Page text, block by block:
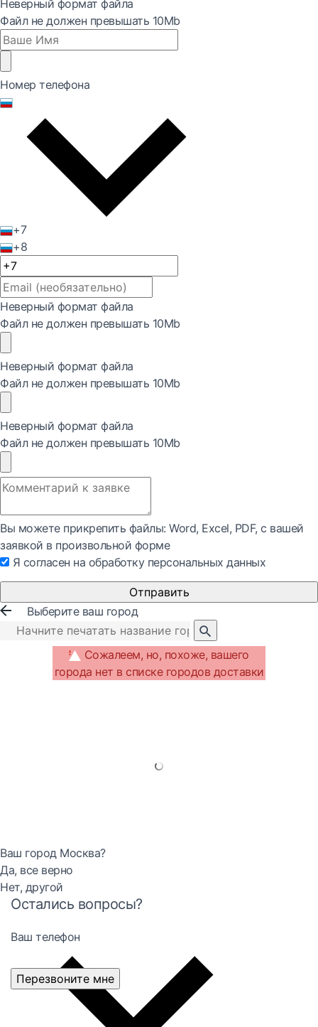
Неверный формат файла
Файл не должен превышать 10Mb
Номер телефона
+7
+8
Неверный формат файла
Файл не должен превышать 10Mb
Неверный формат файла
Файл не должен превышать 10Mb
Неверный формат файла
Файл не должен превышать 10Mb
Вы можете прикрепить файлы: Word, Exсel, PDF, с вашей
заявкой в произвольной форме
Я согласен на обработку персональных данных
Отправить
Выберите ваш город
Сожалеем, но, похоже, вашего
города нет в списке городов доставки
Ваш город Москва?
Да, все верно
Нет, другой
Остались вопросы?
Ваш телефон
Перезвоните мне